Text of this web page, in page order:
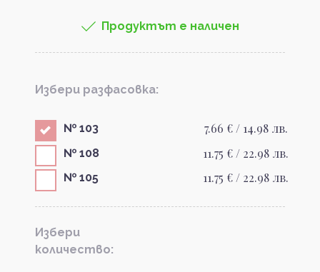
Продуктът е наличен
Избери разфасовка:
№ 103 7.66 € / 14.98 лв.
№ 108 11.75 € / 22.98 лв.
№ 105 11.75 € / 22.98 лв.
Избери
количество: